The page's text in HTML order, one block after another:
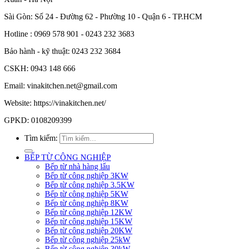
Sài Gòn: Số 24 - Đường 62 - Phường 10 - Quận 6 - TP.HCM
Hotline : 0969 578 901 - 0243 232 3683
Bảo hành - kỹ thuật: 0243 232 3684
CSKH: 0943 148 666
Email: vinakitchen.net@gmail.com
Website: https://vinakitchen.net/
GPKD: 0108209399
Tìm kiếm:
BẾP TỪ CÔNG NGHIỆP
Bếp từ nhà hàng lẩu
Bếp từ công nghiệp 3KW
Bếp từ công nghiệp 3.5KW
Bếp từ công nghiệp 5KW
Bếp từ công nghiệp 8KW
Bếp từ công nghiệp 12KW
Bếp từ công nghiệp 15KW
Bếp từ công nghiệp 20KW
Bếp từ công nghiệp 25kW